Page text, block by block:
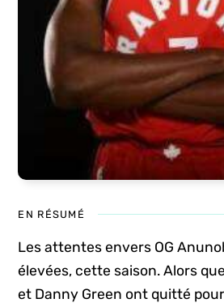
EN RÉSUMÉ
Les attentes envers OG
élevées, cette saison. Alors
et Danny Green ont quitté